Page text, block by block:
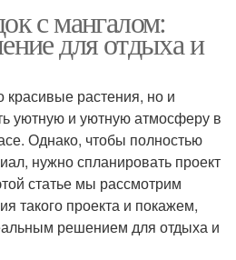
с мангалом:
для отдыха и
красивые растения, но и
уютную и уютную атмосферу в
Однако, чтобы полностью
нужно спланировать проект
статье мы рассмотрим
такого проекта и покажем,
решением для отдыха и